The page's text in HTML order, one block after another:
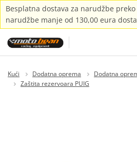
Besplatna dostava za narudžbe preko
narudžbe manje od 130,00 eura
Kući Dodatna oprema
Dodatna
Zaštita rezervoara PUIG